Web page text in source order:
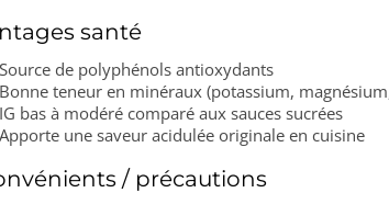
santé
de polyphénols antioxydants
teneur en minéraux (potassium,
bas à modéré comparé aux sauces sucrées
une saveur acidulée originale en cuisine
/ précautions